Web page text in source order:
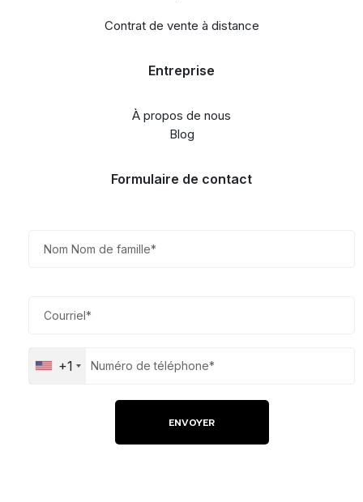
Contrat de vente à distance
Entreprise
À propos de nous
Blog
Formulaire de contact
+1